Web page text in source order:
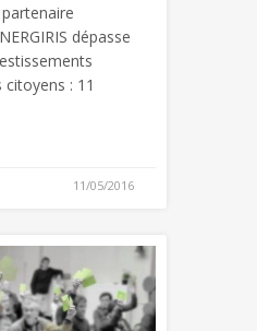
dépasse
: 11
11/05/2016